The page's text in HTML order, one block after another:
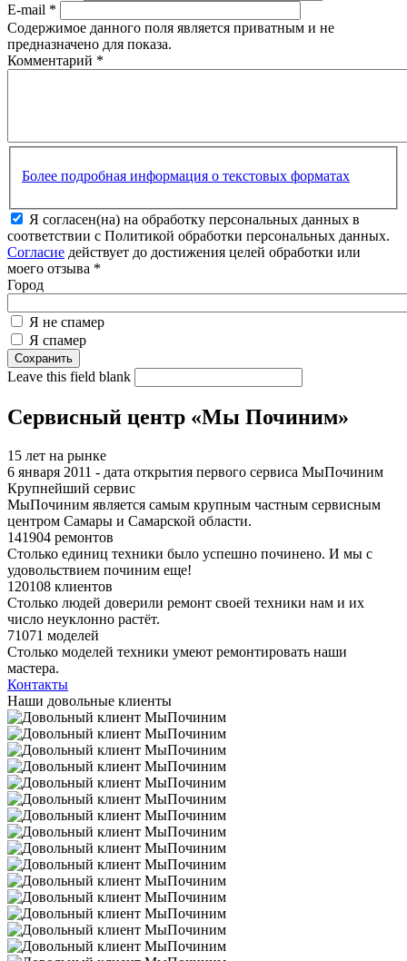
E-mail *
Содержимое данного поля является приватным и не
предназначено для показа.
Комментарий *
Более подробная информация о текстовых форматах
Я согласен(на) на обработку персональных данных в
соответствии с Политикой обработки персональных данных.
Согласие действует до достижения целей обработки или
моего отзыва *
Город
Я не спамер
Я спамер
Leave this field blank
Сервисный центр «Мы Починим»
15 лет на рынке
6 января 2011 - дата открытия первого сервиса МыПочиним
Крупнейший сервис
МыПочиним является самым крупным частным сервисным
центром Самары и Самарской области.
141904 ремонтов
Столько единиц техники было успешно починено. И мы с
удовольствием починим еще!
120108 клиентов
Столько людей доверили ремонт своей техники нам и их
число неуклонно растёт.
71071 моделей
Столько моделей техники умеют ремонтировать наши
мастера.
Контакты
Наши довольные клиенты